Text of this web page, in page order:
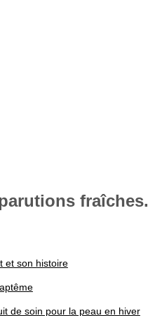
fraîches.
et son histoire
de soin pour la peau en hiver